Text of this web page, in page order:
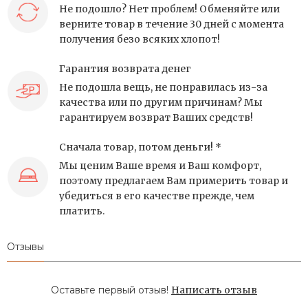
Не подошло? Нет проблем! Обменяйте или
верните товар в течение 30 дней с момента
получения безо всяких хлопот!
Гарантия возврата денег
Не подошла вещь, не понравилась из-за
качества или по другим причинам? Мы
гарантируем возврат Ваших средств!
Сначала товар, потом деньги! *
Мы ценим Ваше время и Ваш комфорт,
поэтому предлагаем Вам примерить товар и
убедиться в его качестве прежде, чем
платить.
Отзывы
Оставьте первый отзыв! Написать отзыв